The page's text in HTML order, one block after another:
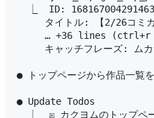
⎿  ID:
タイトル: 【2/26コミ
… +36 lines (ctrl+r
キャッチフレーズ: ム
● トップページから作品一覧
● Update Todos
⎿  ☒ カクヨムのトップペ